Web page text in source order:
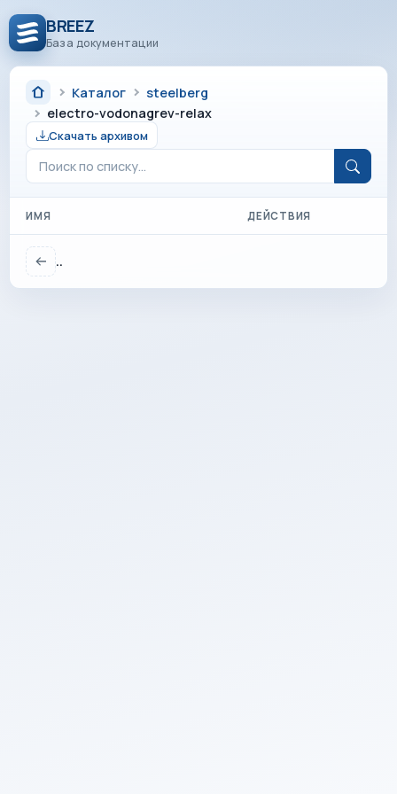
BREEZ
База документации
Каталог
steelberg
electro-vodonagrev-relax
Скачать архивом
ИМЯ ДЕЙСТВИЯ
..